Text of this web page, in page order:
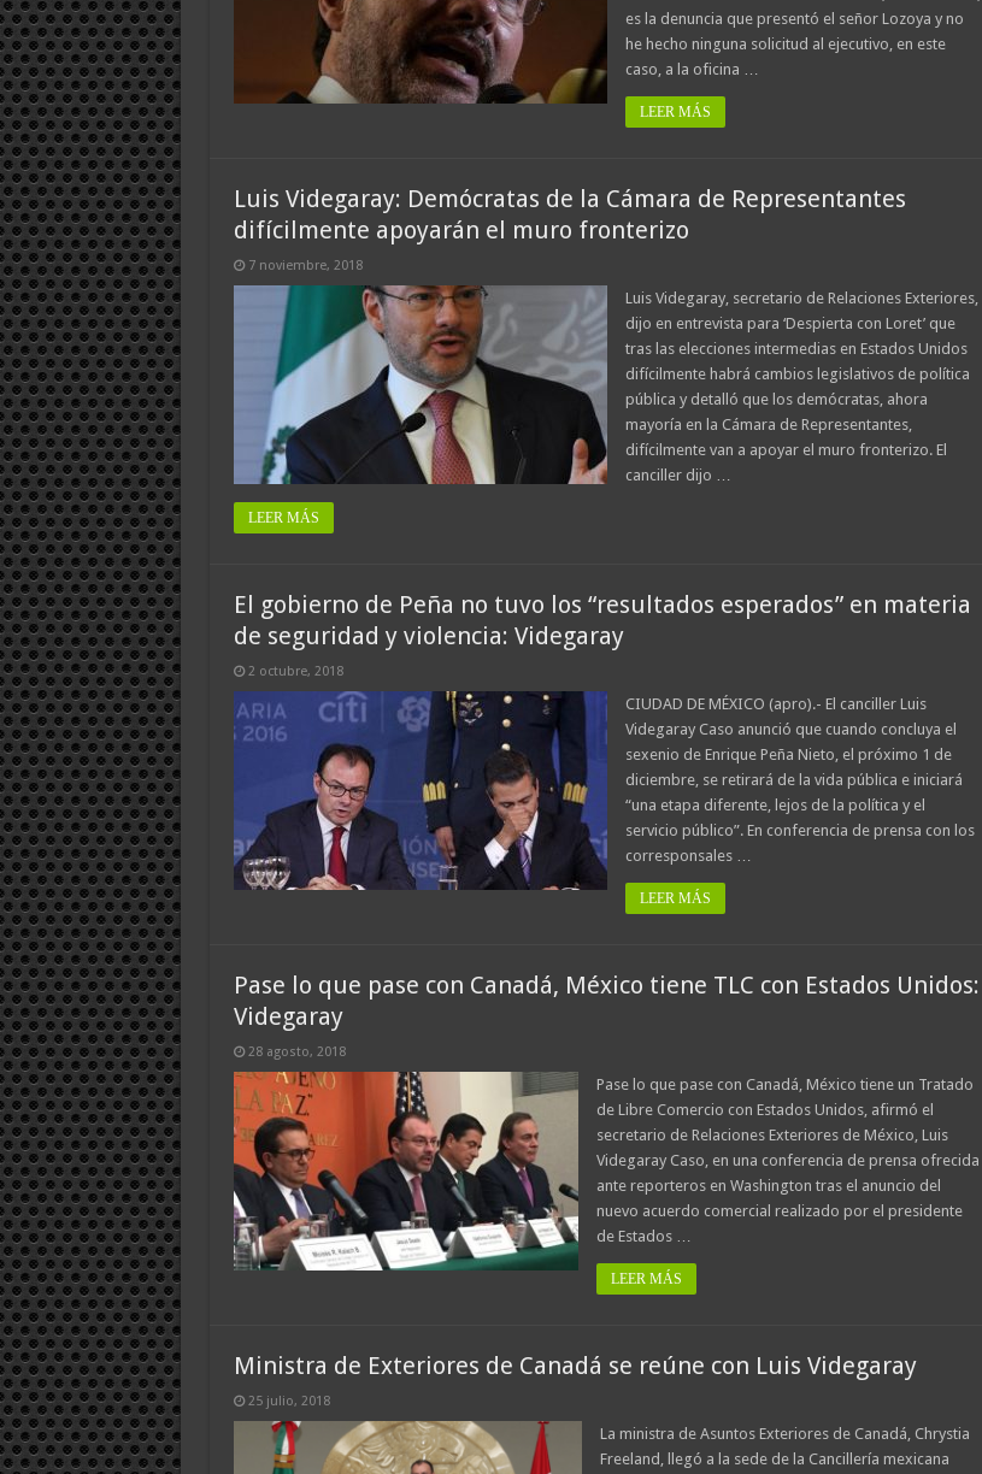
es la denuncia que presentó el señor Lozoya y no
he hecho ninguna solicitud al ejecutivo, en este
caso, a la oficina …
LEER MÁS
Luis Videgaray: Demócratas de la Cámara de Representantes
difícilmente apoyarán el muro fronterizo
7 noviembre, 2018
Luis Videgaray, secretario de Relaciones Exteriores,
dijo en entrevista para ‘Despierta con Loret’ que
tras las elecciones intermedias en Estados Unidos
difícilmente habrá cambios legislativos de política
pública y detalló que los demócratas, ahora
mayoría en la Cámara de Representantes,
difícilmente van a apoyar el muro fronterizo. El
canciller dijo …
LEER MÁS
El gobierno de Peña no tuvo los “resultados esperados” en materia
de seguridad y violencia: Videgaray
2 octubre, 2018
CIUDAD DE MÉXICO (apro).- El canciller Luis
Videgaray Caso anunció que cuando concluya el
sexenio de Enrique Peña Nieto, el próximo 1 de
diciembre, se retirará de la vida pública e iniciará
“una etapa diferente, lejos de la política y el
servicio público”. En conferencia de prensa con los
corresponsales …
LEER MÁS
Pase lo que pase con Canadá, México tiene TLC con Estados Unidos:
Videgaray
28 agosto, 2018
Pase lo que pase con Canadá, México tiene un Tratado
de Libre Comercio con Estados Unidos, afirmó el
secretario de Relaciones Exteriores de México, Luis
Videgaray Caso, en una conferencia de prensa ofrecida
ante reporteros en Washington tras el anuncio del
nuevo acuerdo comercial realizado por el presidente
de Estados …
LEER MÁS
Ministra de Exteriores de Canadá se reúne con Luis Videgaray
25 julio, 2018
La ministra de Asuntos Exteriores de Canadá, Chrystia
Freeland, llegó a la sede de la Cancillería mexicana